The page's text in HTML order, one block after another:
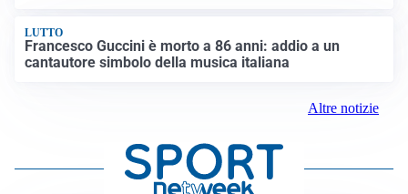
LUTTO
Francesco Guccini è morto a 86 anni: addio a un
cantautore simbolo della musica italiana
Altre notizie